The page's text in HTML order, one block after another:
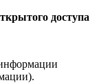
доступа